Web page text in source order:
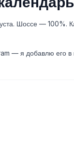
Шоссе — 100%.
— я добавлю его в